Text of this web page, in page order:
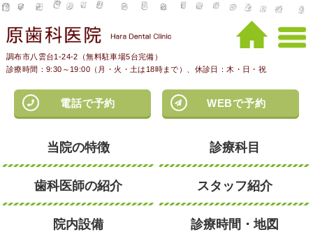
調布市八雲台1-24-2（無料駐車場5台完備）
診療時間：9:30～19:00（月・火・土は18時まで）、休診日：木・日・祝
電話で予約 WEBで予約
当院の特徴 診療科目
歯科医師の紹介 スタッフ紹介
院内設備 診療時間・地図